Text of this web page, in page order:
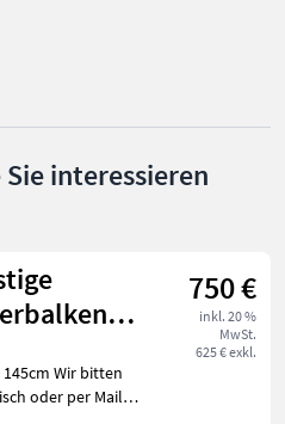
Kleinanzeigen
interessieren
750 €
inkl. 20 %
MwSt.
625 € exkl.
Wir bitten
oder per Mail